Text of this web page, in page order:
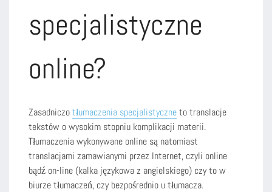
specjalistyczne
online?
Zasadniczotłumaczenia specjalistyczneto translacje
tekstów o wysokim stopniu komplikacji materii.
Tłumaczenia wykonywane online są natomiast
translacjami zamawianymi przez Internet, czyli online
bądź on-line (kalka językowa z angielskiego) czy to w
biurze tłumaczeń, czy bezpośrednio u tłumacza.